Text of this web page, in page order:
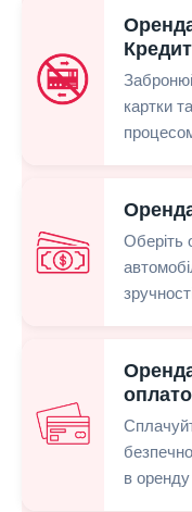
картки
Оберіть
в оренду